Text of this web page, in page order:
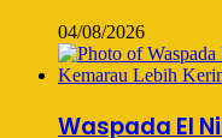
04/08/2026
Waspada El